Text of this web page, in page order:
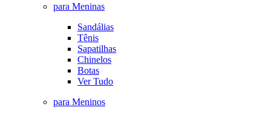
para Meninas
Sandálias
Tênis
Sapatilhas
Chinelos
Botas
Ver Tudo
para Meninos